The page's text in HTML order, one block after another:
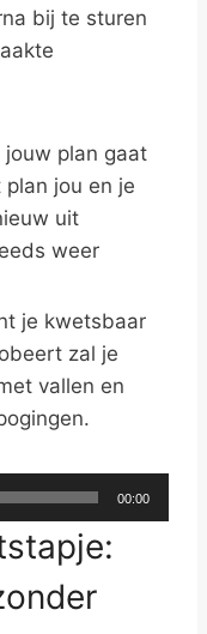
bij te sturen
jouw plan gaat
jou en je
uit
weer
je kwetsbaar
zal je
vallen en
00:00